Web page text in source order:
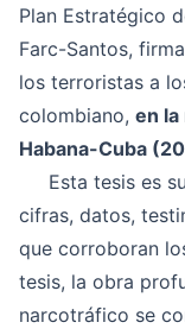
Plan Estratégico
Farc-Santos,
los terroristas a
colombiano, en la
Habana-Cuba
Esta tesis es
cifras, datos,
que corroboran
tesis, la obra
narcotráfico se